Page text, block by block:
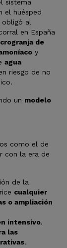
sistema
el huésped
al
en España
de
y
agua
riesgo de no
un modelo
como el de
con la era de
de la
cualquier
o ampliación
intensivo.
las
.